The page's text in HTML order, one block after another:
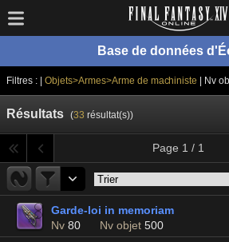
Base de données
Filtres : | Objets>Armes>Arme de machiniste
Résultats (33 résultat(s))
Page 1 / 1
Garde-loi in memoriam
Nv 80 Nv objet 500